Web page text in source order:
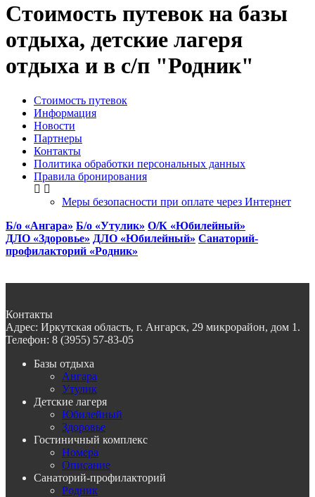
Стоимость путевок на базы
отдыха, детские лагеря
отдыха и в с/п "Родник"
Стоимость путевок
Информация
Новости
Партнеры
Контакты
Политика обработки персональных данных
Правила бронирования
Меры безопасности при оплате через Интернет
Б/о «Ангара» Б/о «Утулик» О/К «Юбилейный»
ДЛО «Здоровье» ДЛО «Юбилейный» Санаторий-
профилакторий «Родник»
Контакты
Адрес: Иркутская область, г. Ангарск, 29 микрорайон, дом 1.
Телефон: 8 (3955) 57-83-05
Базы отдыха
Ангара
Утулик
Детские лагеря
Юбилейный
Здоровье
Гостиничный комплекс
Номера
Описание
Санаторий-профилакторий
Родник